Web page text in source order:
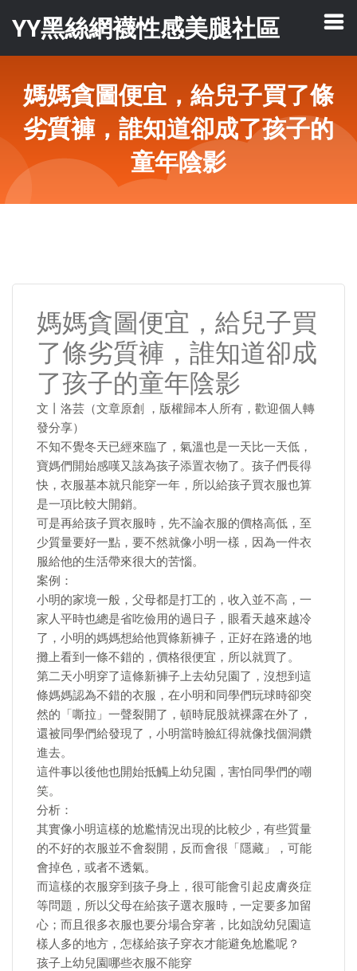
YY黑絲網襪性感美腿社區
媽媽貪圖便宜，給兒子買了條
劣質褲，誰知道卻成了孩子的
童年陰影
媽媽貪圖便宜，給兒子買
了條劣質褲，誰知道卻成
了孩子的童年陰影
文丨洛芸（文章原創 ，版權歸本人所有，歡迎個人轉
發分享）
不知不覺冬天已經來臨了，氣溫也是一天比一天低，
寶媽們開始感嘆又該為孩子添置衣物了。孩子們長得
快，衣服基本就只能穿一年，所以給孩子買衣服也算
是一項比較大開銷。
可是再給孩子買衣服時，先不論衣服的價格高低，至
少質量要好一點，要不然就像小明一樣，因為一件衣
服給他的生活帶來很大的苦惱。
案例：
小明的家境一般，父母都是打工的，收入並不高，一
家人平時也總是省吃儉用的過日子，眼看天越來越冷
了，小明的媽媽想給他買條新褲子，正好在路邊的地
攤上看到一條不錯的，價格很便宜，所以就買了。
第二天小明穿了這條新褲子上去幼兒園了，沒想到這
條媽媽認為不錯的衣服，在小明和同學們玩球時卻突
然的「嘶拉」一聲裂開了，頓時屁股就裸露在外了，
還被同學們給發現了，小明當時臉紅得就像找個洞鑽
進去。
這件事以後他也開始抵觸上幼兒園，害怕同學們的嘲
笑。
分析：
其實像小明這樣的尬尷情況出現的比較少，有些質量
的不好的衣服並不會裂開，反而會很「隱藏」，可能
會掉色，或者不透氣。
而這樣的衣服穿到孩子身上，很可能會引起皮膚炎症
等問題，所以父母在給孩子選衣服時，一定要多加留
心；而且很多衣服也要分場合穿著，比如說幼兒園這
樣人多的地方，怎樣給孩子穿衣才能避免尬尷呢？
孩子上幼兒園哪些衣服不能穿